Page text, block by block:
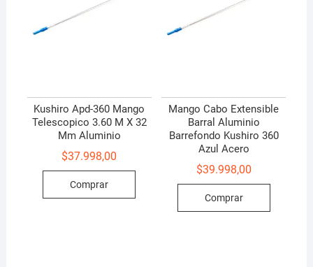
Kushiro Apd-360 Mango
Telescopico 3.60 M X 32
Mm Aluminio
$37.998,00
Comprar
Mango Cabo Extensible
Barral Aluminio
Barrefondo Kushiro 360
Azul Acero
$39.998,00
Comprar